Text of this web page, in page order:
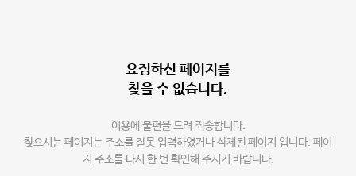
요청하신 페이지를
찾을 수 없습니다.
이용에 불편을 드려 죄송합니다.
찾으시는 페이지는 주소를 잘못 입력하였거나 삭제된 페이지 입니다. 페이
지 주소를 다시 한 번 확인해 주시기 바랍니다.